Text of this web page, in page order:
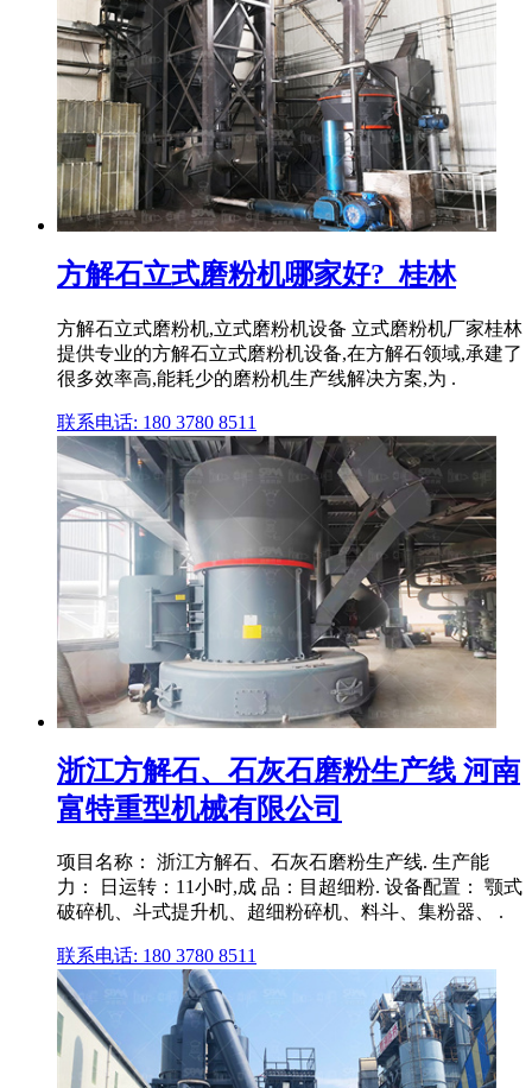
方解石立式磨粉机哪家好?_桂林
方解石立式磨粉机,立式磨粉机设备 立式磨粉机厂家桂林
提供专业的方解石立式磨粉机设备,在方解石领域,承建了
很多效率高,能耗少的磨粉机生产线解决方案,为 .
联系电话: 180 3780 8511
浙江方解石、石灰石磨粉生产线 河南
富特重型机械有限公司
项目名称： 浙江方解石、石灰石磨粉生产线. 生产能
力： 日运转：11小时,成 品：目超细粉. 设备配置： 颚式
破碎机、斗式提升机、超细粉碎机、料斗、集粉器、 .
联系电话: 180 3780 8511